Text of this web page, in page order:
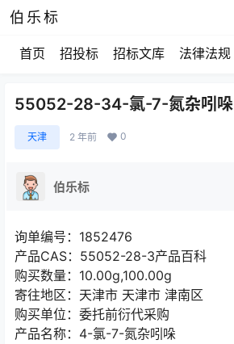
伯乐标
首页 招投标 招标文库 法律法规
55052-28-34-氯-7-氮杂吲哚
天津 2 年前 0
伯乐标
询单编号：1852476
产品CAS：55052-28-3产品百科
购买数量：10.00g,100.00g
寄往地区：天津市 天津市 津南区
购买单位：委托前衍代采购
产品名称：4-氯-7-氮杂吲哚